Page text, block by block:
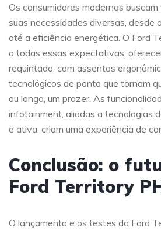
Os consumidores modernos
suas necessidades diversas, desde
até a eficiência energética. O Ford
a todas essas expectativas,
requintado, com assentos
tecnológicos de ponta que tornam
ou longa, um prazer. As
infotainment, aliadas a tecnologias
e ativa, criam uma experiência de
Conclusão: o
Ford Territory
O lançamento e os testes do Ford